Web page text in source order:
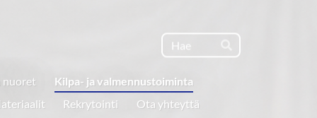
Hae
nuoret
Kilpa- ja valmennustoiminta
Rekrytointi Ota yhteyttä